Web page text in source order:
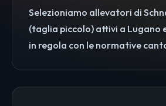
Selezioniamo allevatori di
(taglia piccolo) attivi a Lugano
in regola con le normative